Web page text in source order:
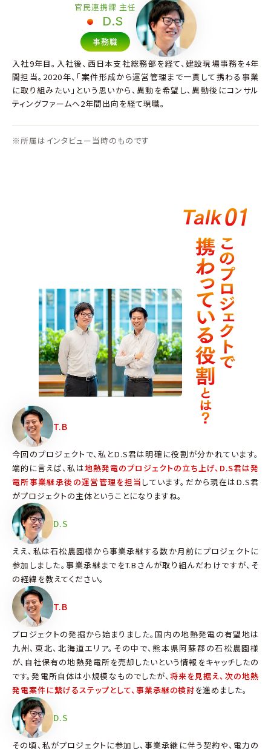
官民連携課 主任
D.S
事務職
入社9年目。入社後、西日本支社総務部を経て、建設現場事務を4年
間担当。2020年、「案件形成から運営管理まで一貫して携わる事業
に取り組みたい」という思いから、異動を希望し、異動後にコンサル
ティングファームへ2年間出向を経て現職。
※所属はインタビュー当時のものです
T.B
今回のプロジェクトで、私とD.S君は明確に役割が分かれています。
端的に言えば、私は地熱発電のプロジェクトの立ち上げ、D.S君は発
電所事業継承後の運営管理を担当 しています。だから現在はD.S君
がプロジェクトの主体ということになりますね。
D.S
ええ、私は石松農園様から事業承継する数か月前にプロジェクトに
参加しました。事業承継までをT.Bさんが取り組んだわけですが、そ
の経緯を教えてください。
T.B
プロジェクトの発掘から始まりました。国内の地熱発電の有望地は
九州、東北、北海道エリア。その中で、熊本県阿蘇郡の石松農園様
が、自社保有の地熱発電所を売却したいという情報をキャッチしたの
です。発電所自体は小規模なものでしたが、将来を見据え、次の地熱
発電案件に繋げるステップとして、事業承継の検討を進めました。
D.S
その頃、私がプロジェクトに参加し、事業承継に伴う契約や、電力の